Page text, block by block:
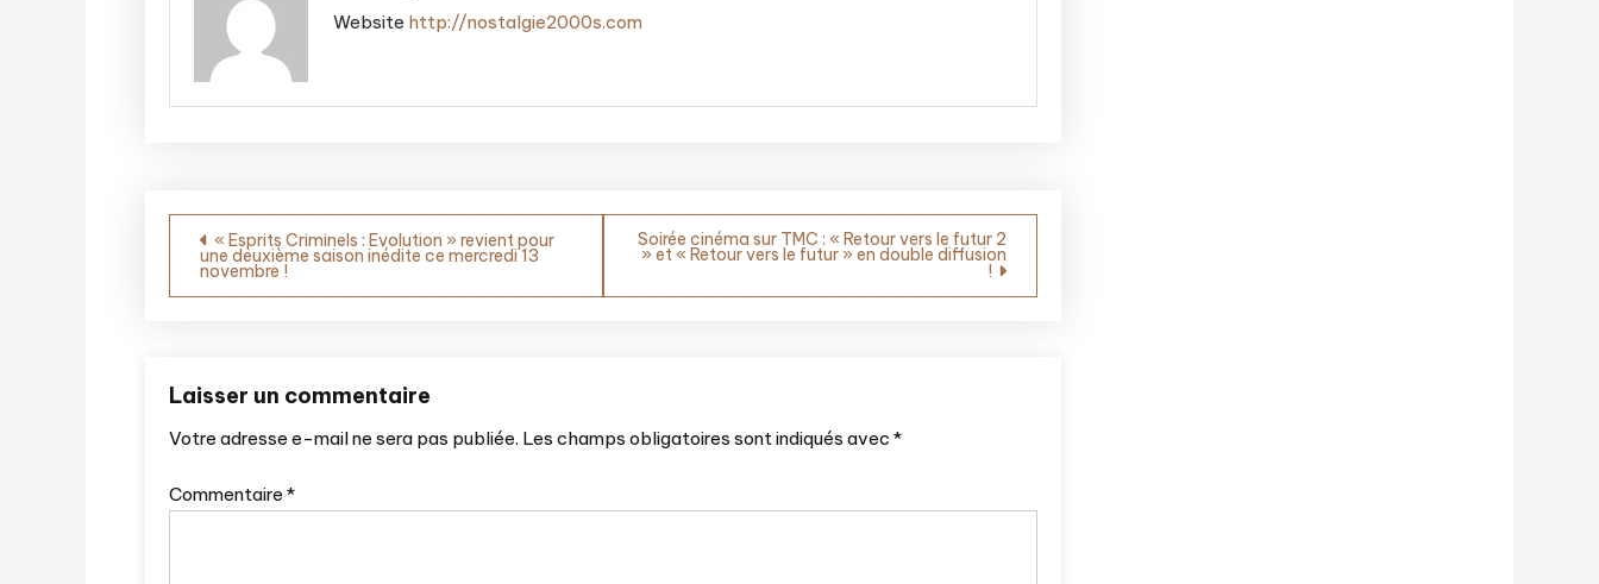
Website http://nostalgie2000s.com
Navigation
de
« Esprits Criminels : Evolution » revient pour
une deuxième saison inédite ce mercredi 13
novembre !
Soirée cinéma sur TMC : « Retour vers le futur 2
» et « Retour vers le futur » en double diffusion
!
Laisser un commentaire
Votre adresse e-mail ne sera pas publiée. Les champs obligatoires sont indiqués avec *
Commentaire *